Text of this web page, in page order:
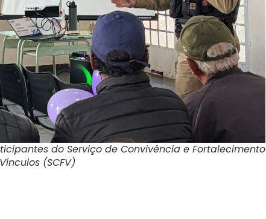
do Serviço de Convivência e Fortalecimento
(SCFV)